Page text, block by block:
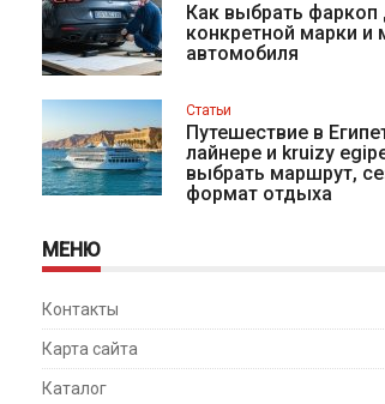
Как выбрать фаркоп
конкретной марки и
автомобиля
Статьи
Путешествие в
лайнере и kruizy
выбрать маршрут,
формат отдыха
МЕНЮ
Контакты
Карта сайта
Каталог